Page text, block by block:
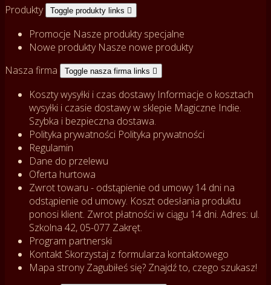
Produkty Toggle produkty links 
Promocje Nasze produkty specjalne
Nowe produkty Nasze nowe produkty
Nasza firma
Toggle nasza firma links 
Koszty wysyłki i czas dostawy Informacje o kosztach
wysyłki i czasie dostawy w sklepie Magiczne Indie.
Szybka i bezpieczna dostawa.
Polityka prywatności Polityka prywatności
Regulamin
Dane do przelewu
Oferta hurtowa
Zwrot towaru - odstąpienie od umowy14 dni na
odstąpienie od umowy. Koszt odesłania produktu
ponosi klient. Zwrot płatności w ciągu 14 dni. Adres: ul.
Szkolna 42, 05-077 Zakręt.
Program partnerski
Kontakt Skorzystaj z formularza kontaktowego
Mapa stronyZagubiłeś się? Znajdź to, czego szukasz!